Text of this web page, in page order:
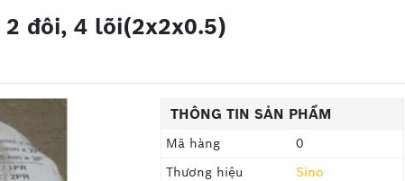
đôi, 4 lõi(2x2x0.5)
THÔNG TIN SẢN PHẨM
Mã hàng
0
Thương hiệu
Sino